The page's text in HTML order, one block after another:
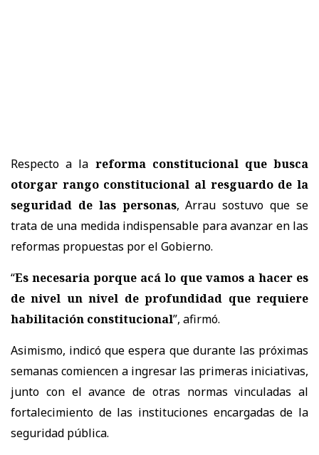
Respecto a la reforma constitucional que busca
otorgar rango constitucional al resguardo de la
seguridad de las personas, Arrau sostuvo que se
trata de una medida indispensable para avanzar en las
reformas propuestas por el Gobierno.
“Es necesaria porque acá lo que vamos a hacer es
de nivel un nivel de profundidad que requiere
habilitación constitucional”, afirmó.
Asimismo, indicó que espera que durante las próximas
semanas comiencen a ingresar las primeras iniciativas,
junto con el avance de otras normas vinculadas al
fortalecimiento de las instituciones encargadas de la
seguridad pública.